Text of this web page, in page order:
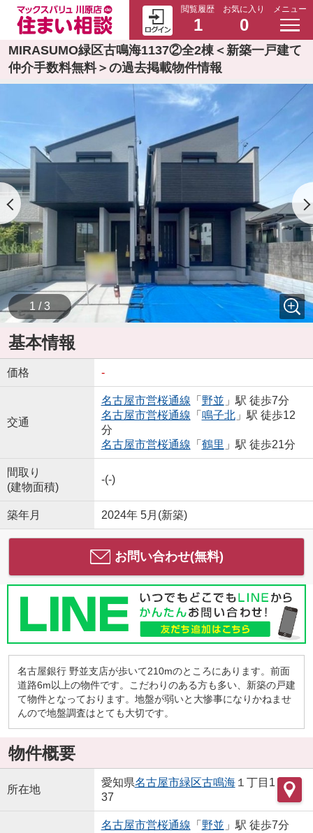
閲覧履歴
1
お気に入り
0
メニュー
MIRASUMO緑区古鳴海1137②全2棟＜新築一戸建て
仲介手数料無料＞の過去掲載物件情報
1 / 3
基本情報
価格 -
交通
名古屋市営桜通線 「 野並 」駅 徒歩7分
名古屋市営桜通線 「 鳴子北」駅 徒歩12
分
名古屋市営桜通線 「 鶴里 」駅 徒歩21分
間取り
(建物面積)
-(-)
築年月 2024年 5月(新築)
お問い合わせ(無料)
名古屋銀行 野並支店が歩いて210mのところにあります。前面
道路6m以上の物件です。こだわりのある方も多い、新築の戸建
て物件となっております。地盤が弱いと大惨事になりかねませ
んので地盤調査はとても大切です。
物件概要
所在地
愛知県名古屋市緑区古鳴海１丁目1
37
名古屋市営桜通線 「 野並 」駅 徒歩7分